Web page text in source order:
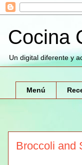
Cocina
Un digital diferente y
Menú
Broccoli and